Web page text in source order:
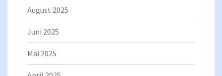
August 2025
Juni 2025
Mai 2025